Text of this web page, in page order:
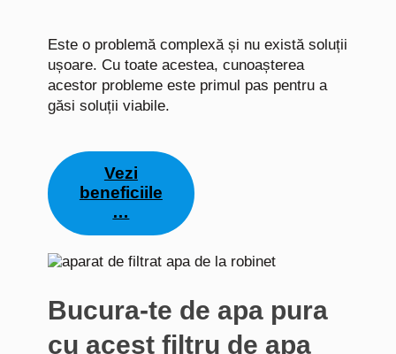
Este o problemă complexă și nu există soluții
ușoare. Cu toate acestea, cunoașterea
acestor probleme este primul pas pentru a
găsi soluții viabile.
Vezi
beneficiile
…
Bucura-te de apa pura
cu acest filtru de apa